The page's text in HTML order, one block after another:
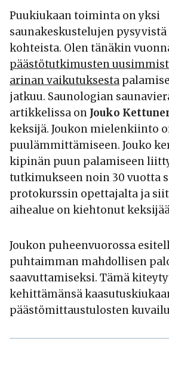
Puukiukaan toiminta on yksi
saunakeskustelujen
kohteista. Olen tänäkin
päästötutkimusten
arinan vaikutuksesta
jatkuu. Saunologian
artikkelissa on Jouko
keksijä. Joukon mielenkiinto
puulämmittämiseen. Jouko
kipinän puun palamiseen
tutkimukseen noin 30 vuotta
protokurssin opettajalta ja
aihealue on kiehtonut
Joukon puheenvuorossa
puhtaimman mahdollisen
saavuttamiseksi. Tämä
kehittämänsä
päästömittaustulosten